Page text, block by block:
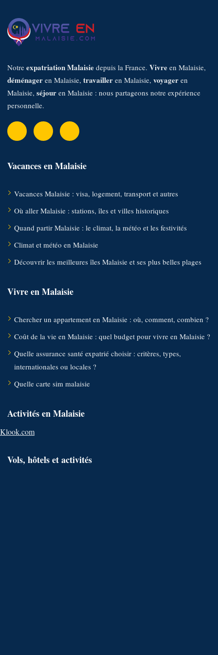
:
Notre expatriation Malaisie depuis la France. Vivre en Malaisie,
déménager en Malaisie, travailler en Malaisie, voyager en
Malaisie, séjour en Malaisie : nous partageons notre expérience
personnelle.
Vacances en Malaisie
Vacances Malaisie : visa, logement, transport et autres
Où aller Malaisie : stations, îles et villes historiques
Quand partir Malaisie : le climat, la météo et les festivités
Climat et météo en Malaisie
Découvrir les meilleures îles Malaisie et ses plus belles plages
Vivre en Malaisie
Chercher un appartement en Malaisie : où, comment, combien ?
Coût de la vie en Malaisie : quel budget pour vivre en Malaisie ?
Quelle assurance santé expatrié choisir : critères, types,
internationales ou locales ?
Quelle carte sim malaisie
Activités en Malaisie
Klook.com
Vols, hôtels et activités